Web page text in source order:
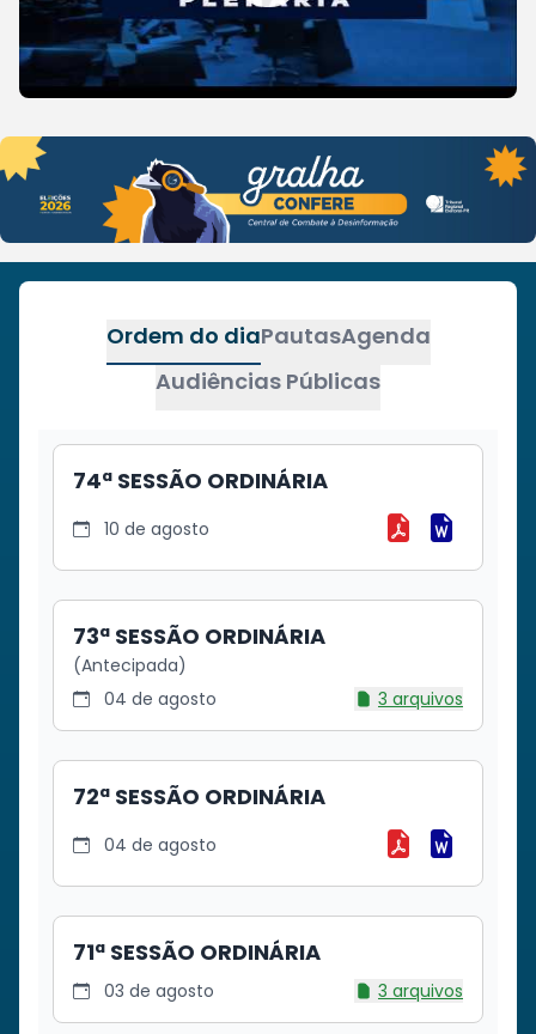
Ordem do diaPautasAgenda
Audiências Públicas
74ª SESSÃO ORDINÁRIA
10 de agosto Baixar 74ª
Baixar
73ª SESSÃO ORDINÁRIA
(Antecipada)
04 de agosto
3 arquivos
72ª SESSÃO ORDINÁRIA
04 de agosto Baixar 72ª
Baixar
71ª SESSÃO ORDINÁRIA
03 de agosto 3 arquivos